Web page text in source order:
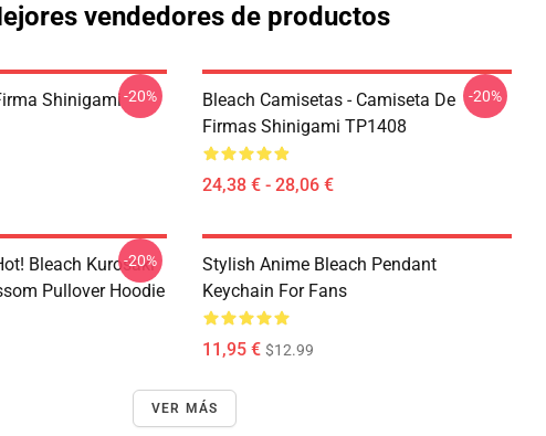
vendedores de productos
Shinigami-20%
Bleach Camisetas - Camiseta De
Firmas Shinigami TP1408
24,38 € - 28,06 €
-20%
Bleach Kurosaki
Pullover Hoodie
-20%
Stylish Anime Bleach Pendant
Keychain For Fans
11,95 € $12.99
VER MÁS